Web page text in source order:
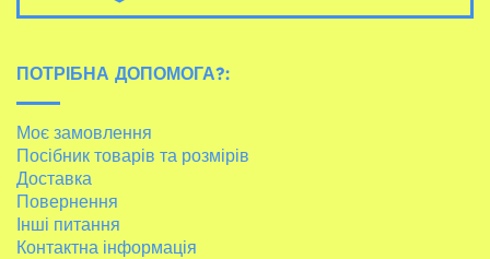
ПОТРІБНА ДОПОМОГА?:
Моє замовлення
Посібник товарів та розмірів
Доставка
Повернення
Інші питання
Контактна інформація